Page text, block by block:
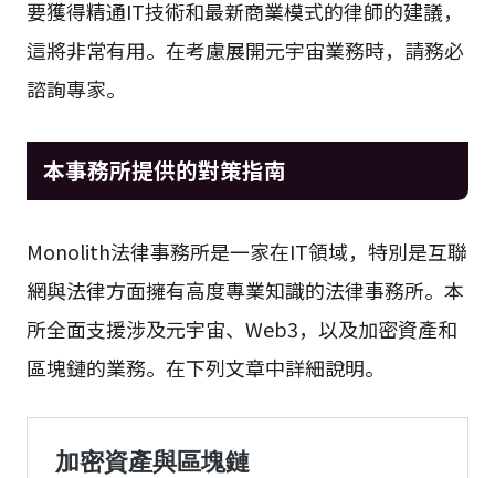
要獲得精通IT技術和最新商業模式的律師的建議，
這將非常有用。在考慮展開元宇宙業務時，請務必
諮詢專家。
本事務所提供的對策指南
Monolith法律事務所是一家在IT領域，特別是互聯
網與法律方面擁有高度專業知識的法律事務所。本
所全面支援涉及元宇宙、Web3，以及加密資產和
區塊鏈的業務。在下列文章中詳細說明。